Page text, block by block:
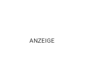
ANZEIGE